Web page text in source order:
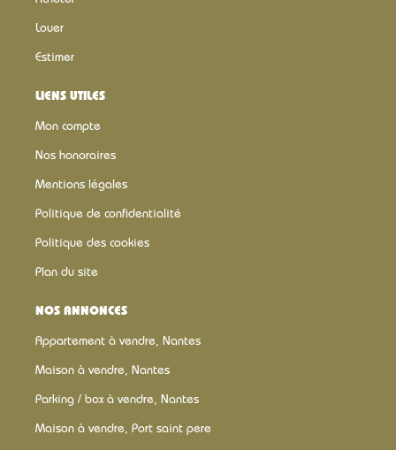
Louer
Estimer
LIENS UTILES
Mon compte
Nos honoraires
Mentions légales
Politique de confidentialité
Politique des cookies
Plan du site
NOS ANNONCES
Appartement à vendre, Nantes
Maison à vendre, Nantes
Parking / box à vendre, Nantes
Maison à vendre, Port saint pere